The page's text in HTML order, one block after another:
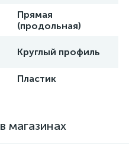
Прямая
(продольная)
Круглый профиль
Пластик
магазинах